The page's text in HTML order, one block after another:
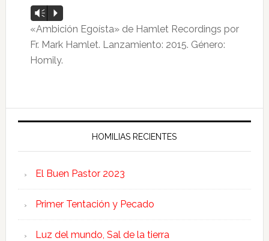
Reproductor
de
audio
Vm P
«Ambición Egoísta» de Hamlet Recordings por
Fr. Mark Hamlet. Lanzamiento: 2015. Género:
Homily.
HOMILIAS RECIENTES
El Buen Pastor 2023
Primer Tentación y Pecado
Luz del mundo, Sal de la tierra